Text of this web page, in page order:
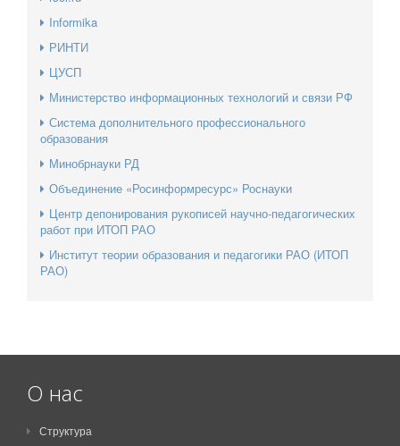
Informika
РИНТИ
ЦУСП
Министерство информационных технологий и связи РФ
Система дополнительного профессионального
образования
Минобрнауки РД
Объединение «Росинформресурс» Роснауки
Центр депонирования рукописей научно-педагогических
работ при ИТОП РАО
Институт теории образования и педагогики РАО (ИТОП
РАО)
О нас
Структура